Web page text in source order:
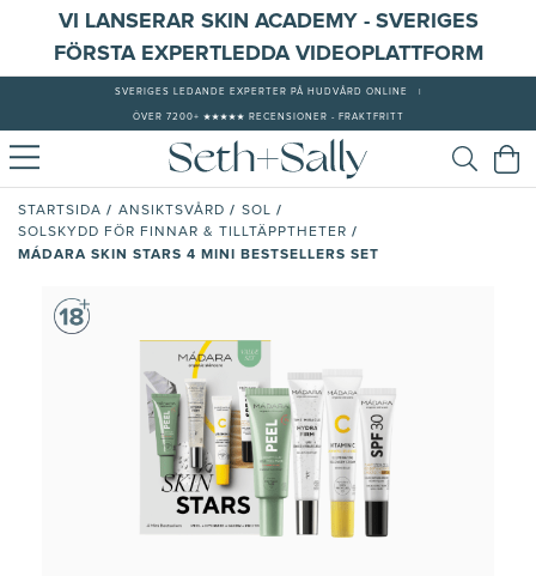
VI LANSERAR SKIN ACADEMY - SVERIGES
FÖRSTA EXPERTLEDDA VIDEOPLATTFORM
SVERIGES LEDANDE EXPERTER PÅ HUDVÅRD ONLINE
ÖVER 7200+ ★★★★★ RECENSIONER - FRAKTFRITT
STARTSIDA / ANSIKTSVÅRD / SOL /
SOLSKYDD FÖR FINNAR & TILLTÄPPTHETER /
MÁDARA SKIN STARS 4 MINI BESTSELLERS SET